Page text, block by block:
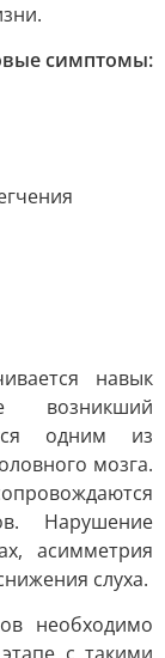
симптомы:
навык
одним из
мозга.
Нарушение
асимметрия
слуха.
необходимо